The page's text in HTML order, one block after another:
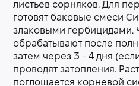
листьев сорняков. Для
готовят баковые смеси
злаковыми гербицидами.
обрабатывают после
затем через 3 - 4 дня
проводят затопления.
поглощается корневой